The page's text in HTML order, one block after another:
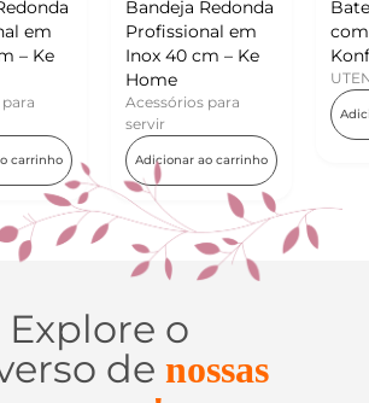
Redonda
em
40 cm – Ke
para
ao carrinho
Batedor de Ovos
com Raspador –
Konfektt
Adicionar ao carrinho
Explore o
de nossas